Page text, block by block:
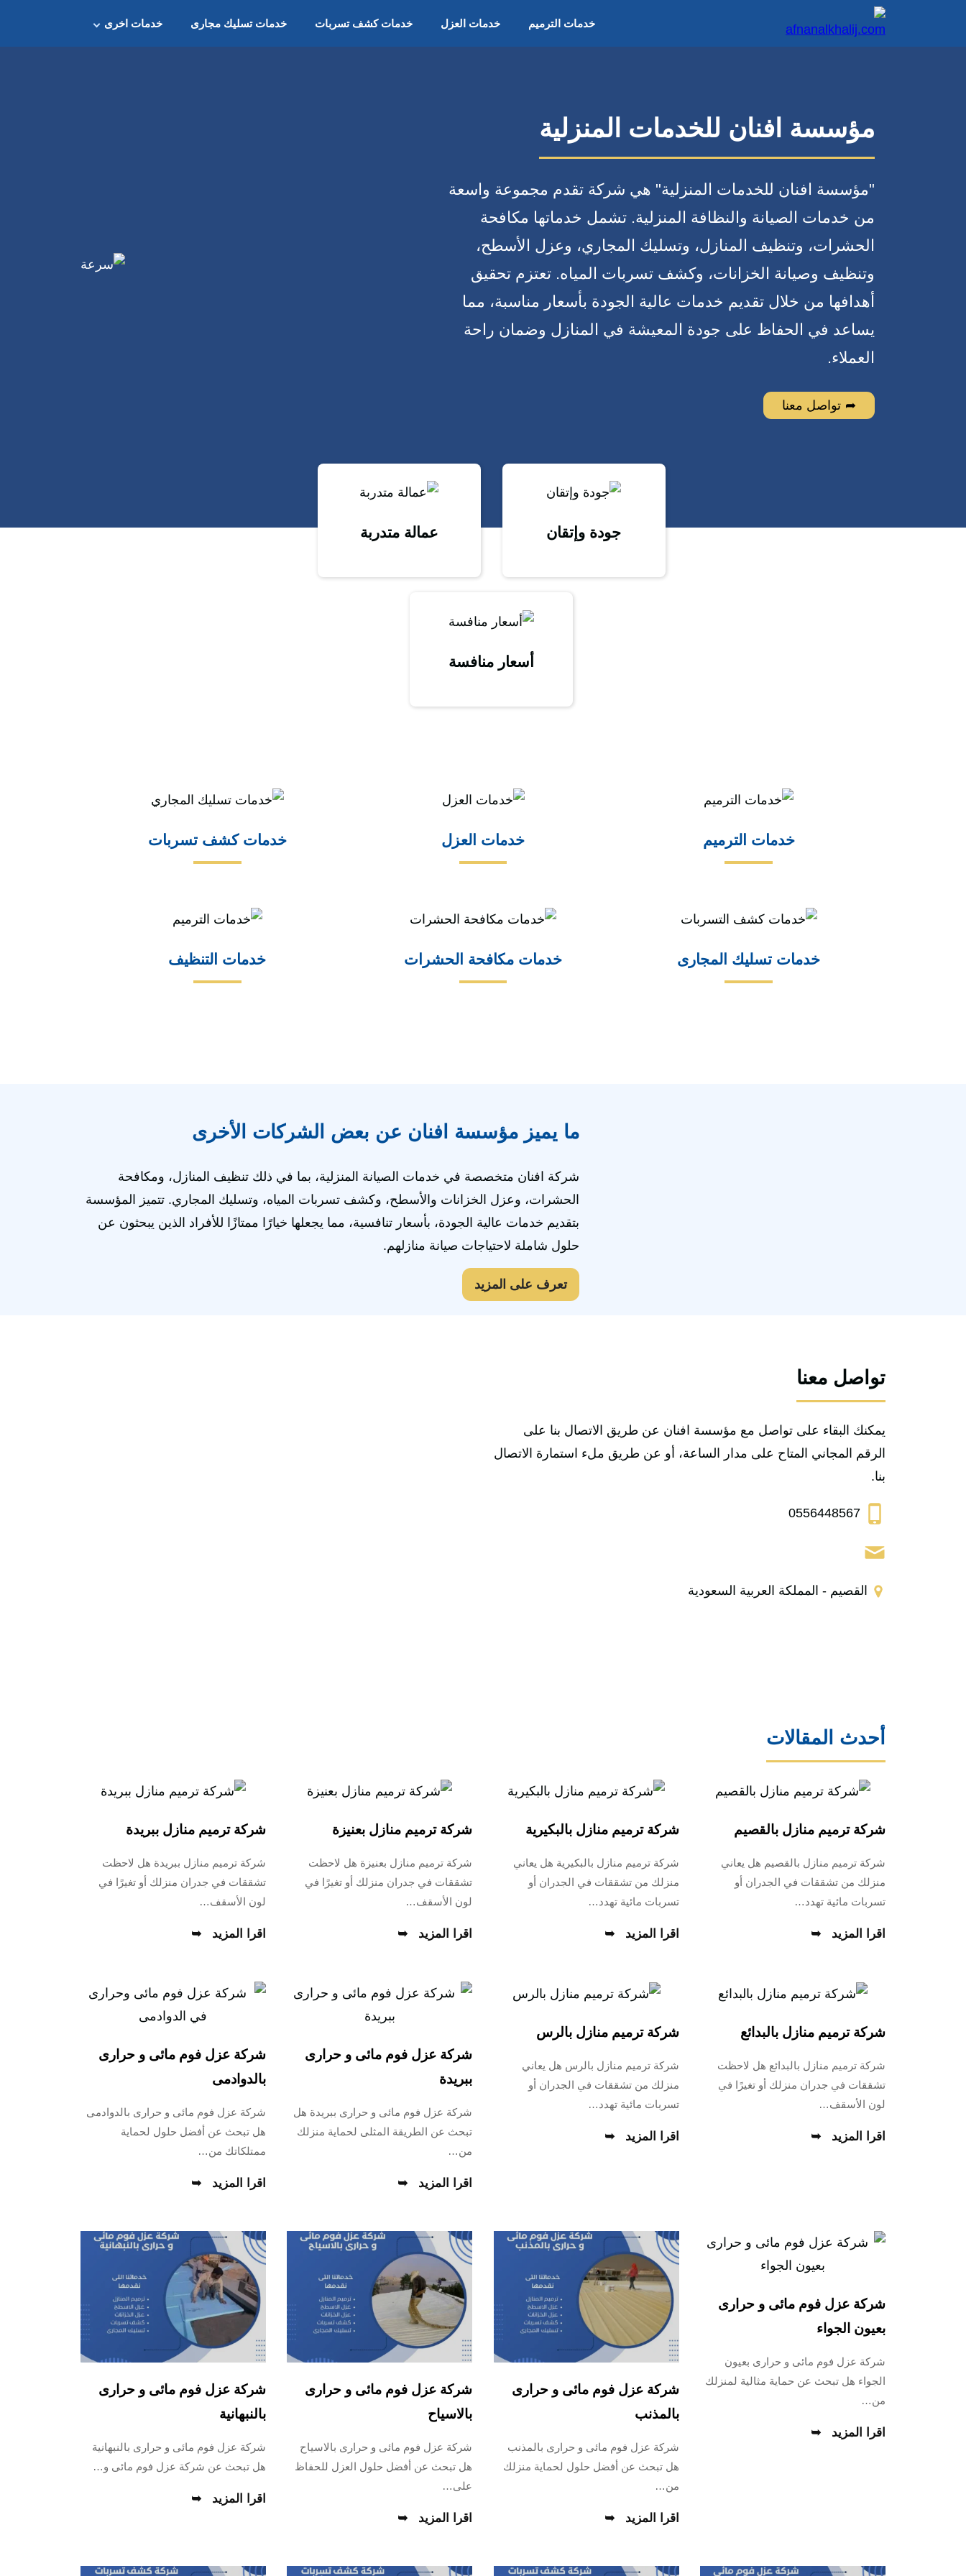
خدمات الترميم خدمات العزل خدمات كشف تسربات خدمات تسليك مجارى خدمات اخرى
مؤسسة افنان للخدمات المنزلية
"مؤسسة افنان للخدمات المنزلية" هي شركة تقدم مجموعة واسعة
من خدمات الصيانة والنظافة المنزلية. تشمل خدماتها مكافحة
الحشرات، وتنظيف المنازل، وتسليك المجاري، وعزل الأسطح،
وتنظيف وصيانة الخزانات، وكشف تسربات المياه. تعتزم تحقيق
أهدافها من خلال تقديم خدمات عالية الجودة بأسعار مناسبة، مما
يساعد في الحفاظ على جودة المعيشة في المنازل وضمان راحة
العملاء.
تواصل معنا
جودة وإتقان عمالة متدربة
أسعار منافسة
خدمات الترميم خدمات العزل خدمات كشف تسربات
خدمات تسليك المجارى خدمات مكافحة الحشرات خدمات التنظيف
ما يميز مؤسسة افنان عن بعض الشركات الأخرى
شركة افنان متخصصة في خدمات الصيانة المنزلية، بما في ذلك تنظيف المنازل، ومكافحة
الحشرات، وعزل الخزانات والأسطح، وكشف تسربات المياه، وتسليك المجاري. تتميز المؤسسة
بتقديم خدمات عالية الجودة، بأسعار تنافسية، مما يجعلها خيارًا ممتازًا للأفراد الذين يبحثون عن
حلول شاملة لاحتياجات صيانة منازلهم.
تعرف على المزيد
تواصل معنا
يمكنك البقاء على تواصل مع مؤسسة افنان عن طريق الاتصال بنا على
الرقم المجاني المتاح على مدار الساعة، أو عن طريق ملء استمارة الاتصال
بنا.
القصيم - المملكة العربية السعودية
أحدث المقالات
شركة ترميم منازل بالقصيم
شركة ترميم منازل بالقصيم هل يعاني
منزلك من تشققات في الجدران أو
تسربات مائية تهدد…
اقرا المزيد
شركة ترميم منازل بالبكيرية
شركة ترميم منازل بالبكيرية هل يعاني
منزلك من تشققات في الجدران أو
تسربات مائية تهدد…
اقرا المزيد
شركة ترميم منازل بعنيزة
شركة ترميم منازل بعنيزة هل لاحظت
تشققات في جدران منزلك أو تغيرًا في
لون الأسقف…
اقرا المزيد
شركة ترميم منازل ببريدة
شركة ترميم منازل ببريدة هل لاحظت
تشققات في جدران منزلك أو تغيرًا في
لون الأسقف…
اقرا المزيد
شركة ترميم منازل بالبدائع
شركة ترميم منازل بالبدائع هل لاحظت
تشققات في جدران منزلك أو تغيرًا في
لون الأسقف…
اقرا المزيد
شركة ترميم منازل بالرس
شركة ترميم منازل بالرس هل يعاني
منزلك من تشققات في الجدران أو
تسربات مائية تهدد…
اقرا المزيد
شركة عزل فوم مائى و حرارى
ببريدة
شركة عزل فوم مائى و حرارى ببريدة هل
تبحث عن الطريقة المثلى لحماية منزلك
من…
اقرا المزيد
شركة عزل فوم مائى و حرارى
بالدوادمى
شركة عزل فوم مائى و حرارى بالدوادمى
هل تبحث عن أفضل حلول لحماية
ممتلكاتك من…
اقرا المزيد
شركة عزل فوم مائى و حرارى
بعيون الجواء
شركة عزل فوم مائى و حرارى بعيون
الجواء هل تبحث عن حماية مثالية لمنزلك
من…
اقرا المزيد
شركة عزل فوم مائى و حرارى
بالمذنب
شركة عزل فوم مائى و حرارى بالمذنب
هل تبحث عن أفضل حلول لحماية منزلك
من…
اقرا المزيد
شركة عزل فوم مائى و حرارى
بالاسياح
شركة عزل فوم مائى و حرارى بالاسياح
هل تبحث عن أفضل حلول العزل للحفاظ
على…
اقرا المزيد
شركة عزل فوم مائى و حرارى
بالنبهانية
شركة عزل فوم مائى و حرارى بالنبهانية
هل تبحث عن شركة عزل فوم مائى و…
اقرا المزيد